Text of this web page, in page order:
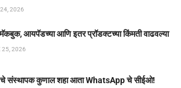
24, 2026
आयपॅडच्या आणि इतर प्रॉडक्टच्या किंमती वाढवल्या
25, 2026
चे संस्थापक कुणाल शहा आता WhatsApp चे सीईओ!